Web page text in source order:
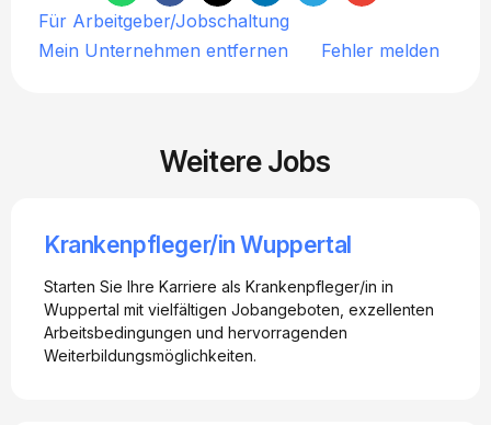
Für Arbeitgeber/Jobschaltung
Mein Unternehmen entfernen
Fehler melden
Weitere Jobs
Krankenpfleger/in Wuppertal
Starten Sie Ihre Karriere als Krankenpfleger/in in
Wuppertal mit vielfältigen Jobangeboten, exzellenten
Arbeitsbedingungen und hervorragenden
Weiterbildungsmöglichkeiten.